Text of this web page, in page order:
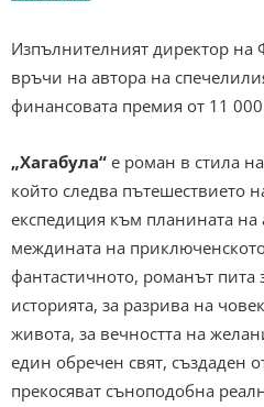
Изпълнителният директор на
връчи на автора на
финансовата премия от 11
„Хагабула“ е роман в стила
който следва пътешествието
експедиция към планината на
междината на
фантастичното, романът пита
историята, за разрива на
живота, за вечността на
един обречен свят, създаден
прекосяват съноподобна